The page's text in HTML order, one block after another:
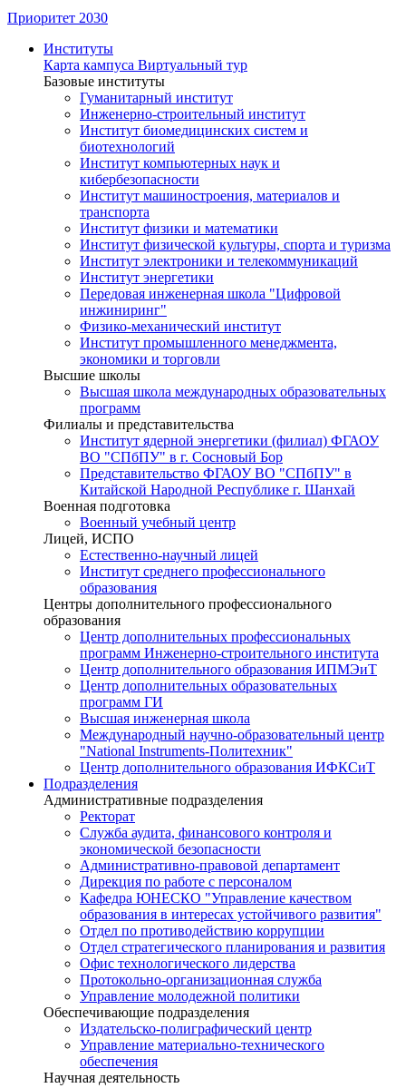
Приоритет 2030
Институты
Карта кампуса Виртуальный тур
Базовые институты
Гуманитарный институт
Инженерно-строительный институт
Институт биомедицинских систем и
биотехнологий
Институт компьютерных наук и
кибербезопасности
Институт машиностроения, материалов и
транспорта
Институт физики и математики
Институт физической культуры, спорта и туризма
Институт электроники и телекоммуникаций
Институт энергетики
Передовая инженерная школа "Цифровой
инжиниринг"
Физико-механический институт
Институт промышленного менеджмента,
экономики и торговли
Высшие школы
Высшая школа международных образовательных
программ
Филиалы и представительства
Институт ядерной энергетики (филиал) ФГАОУ
ВО "СПбПУ" в г. Сосновый Бор
Представительство ФГАОУ ВО "СПбПУ" в
Китайской Народной Республике г. Шанхай
Военная подготовка
Военный учебный центр
Лицей, ИСПО
Естественно-научный лицей
Институт среднего профессионального
образования
Центры дополнительного профессионального
образования
Центр дополнительных профессиональных
программ Инженерно-строительного института
Центр дополнительного образования ИПМЭиТ
Центр дополнительных образовательных
программ ГИ
Высшая инженерная школа
Международный научно-образовательный центр
"National Instruments-Политехник"
Центр дополнительного образования ИФКСиТ
Подразделения
Административные подразделения
Ректорат
Служба аудита, финансового контроля и
экономической безопасности
Административно-правовой департамент
Дирекция по работе с персоналом
Кафедра ЮНЕСКО "Управление качеством
образования в интересах устойчивого развития"
Отдел по противодействию коррупции
Отдел стратегического планирования и развития
Офис технологического лидерства
Протокольно-организационная служба
Управление молодежной политики
Обеспечивающие подразделения
Издательско-полиграфический центр
Управление материально-технического
обеспечения
Научная деятельность